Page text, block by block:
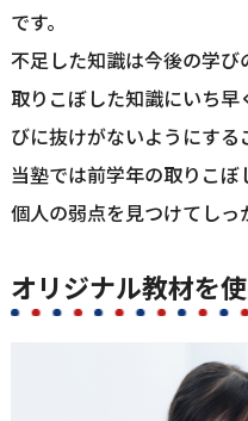
です。
不足した知識は今後の学び
取りこぼした知識にいち
びに抜けがないようにする
当塾では前学年の取りこ
個人の弱点を見つけてしっ
オリジナル教材を